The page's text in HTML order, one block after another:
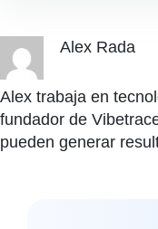
Alex Rada
Alex trabaja en
fundador de
pueden generar